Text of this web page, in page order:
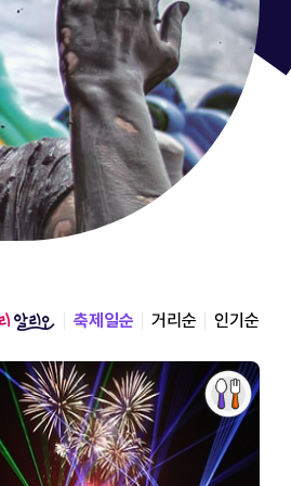
축제일순 거리순 인기순